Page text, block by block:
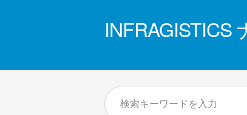
INFRAGISTICS